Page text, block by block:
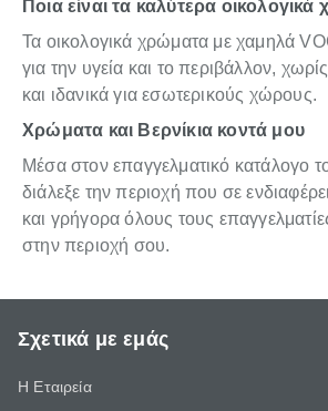
Ποια είναι τα καλύτερα
Τα οικολογικά χρώματα με χαμηλά
για την υγεία και το περιβάλλον,
και ιδανικά για εσωτερικούς χώρους.
Χρώματα και Βερνίκια κοντά μου
Μέσα στον επαγγελματικό κατάλογο
διάλεξε την περιοχή που σε
και γρήγορα όλους τους
στην περιοχή σου.
Σχετικά με εμάς
Η Εταιρεία